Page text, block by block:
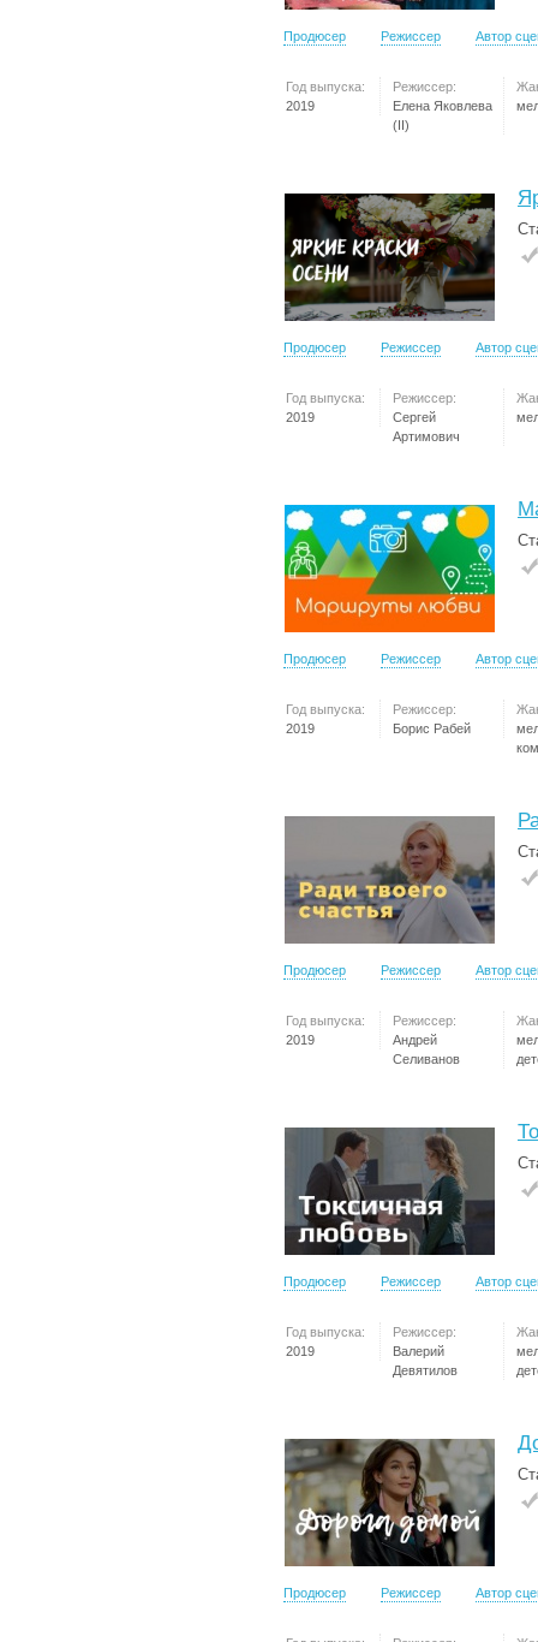
Продюсер Режиссер Автор
Год выпуска:
2019
Режиссер:
Елена Яковлева
(II)
Продюсер Режиссер Автор
Год выпуска:
2019
Режиссер:
Сергей
Артимович
Продюсер Режиссер Автор
Год выпуска:
2019
Режиссер:
Борис Рабей
Продюсер Режиссер Автор
Год выпуска:
2019
Режиссер:
Андрей
Селиванов
Продюсер Режиссер Автор
Год выпуска:
2019
Режиссер:
Валерий
Девятилов
Продюсер Режиссер Автор